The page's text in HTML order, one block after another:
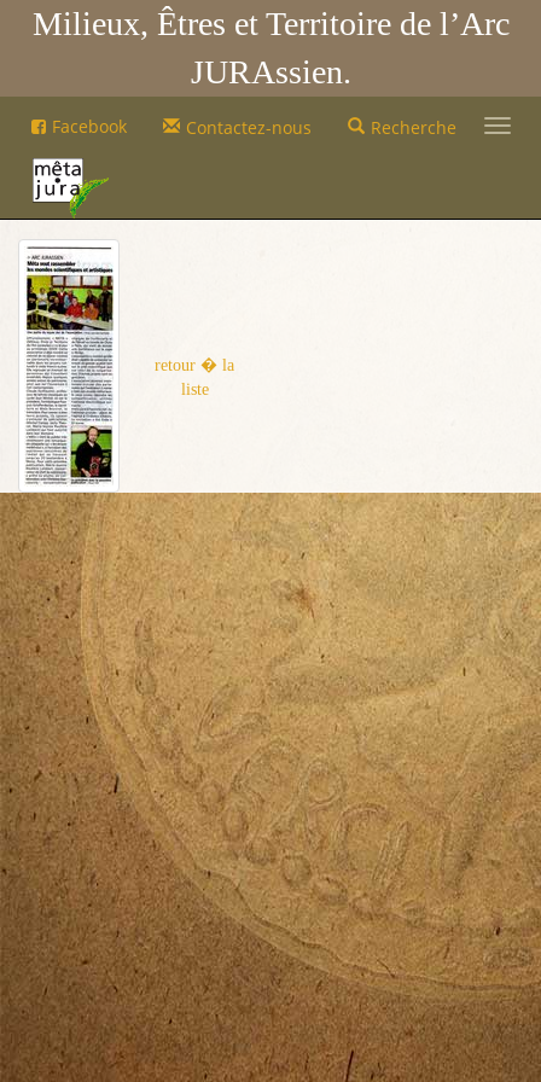
Milieux, Êtres et Territoire de l’Arc
JURAssien.
Jura Facebook Contactez-nous Recherche
Mêta-
retour � la
liste